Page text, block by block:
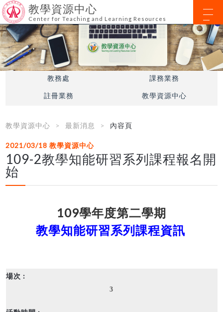
教學資源中心
Center for Teaching and Learning Resources
教務處 課務業務
註冊業務 教學資源中心
教學資源中心 最新消息 內容頁
2021/03/18教學資源中心
109-2教學知能研習系列課程報名開
始
109學年度第二學期
教學知能研習系列課程資訊
3